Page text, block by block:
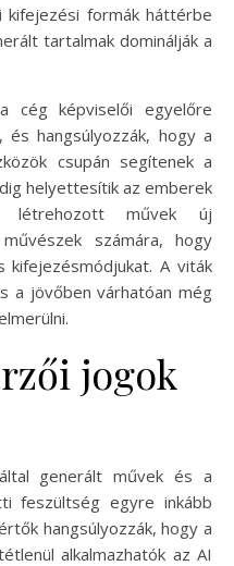
kifejezési formák háttérbe
tartalmak dominálják a
cég képviselői egyelőre
és hangsúlyozzák, hogy a
csupán segítenek a
helyettesítik az emberek
művek új
számára, hogy
A viták
a jövőben várhatóan még
jogok
generált művek és a
feszültség egyre inkább
hangsúlyozzák, hogy a
alkalmazhatók az AI